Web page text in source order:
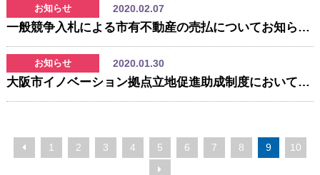
お知らせ 2020.02.07
一般競争入札による市有不動産の売払についてお知らせいたします
お知らせ 2020.01.30
大阪市イノベーション拠点立地促進助成制度において新たに事業計画2件承認！
1 2 3 4 5 6 7 8 9 10